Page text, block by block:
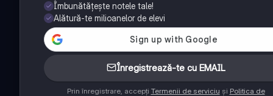
Îmbunătățește notele tale!
Alătură-te milioanelor de elevi
Înregistrează-te cu EMAIL
Prin înregistrare, accepți Termenii de serviciu și Politica de